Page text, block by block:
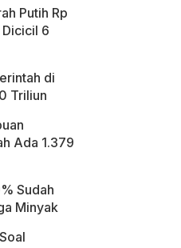
Putih Rp
6
di
Triliun
Ada 1.379
Sudah
Minyak